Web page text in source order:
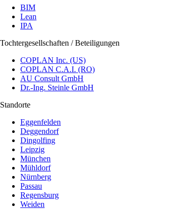
BIM
Lean
IPA
Tochtergesellschaften / Beteiligungen
COPLAN Inc. (US)
COPLAN C.A.I. (RO)
AU Consult GmbH
Dr.-Ing. Steinle GmbH
Standorte
Eggenfelden
Deggendorf
Dingolfing
Leipzig
München
Mühldorf
Nürnberg
Passau
Regensburg
Weiden